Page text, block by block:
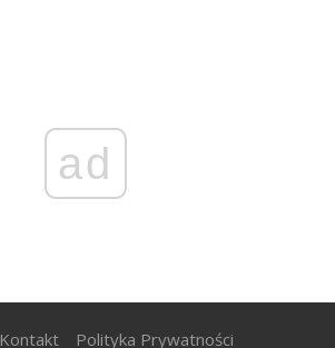
ad
Kontakt Polityka Prywatności